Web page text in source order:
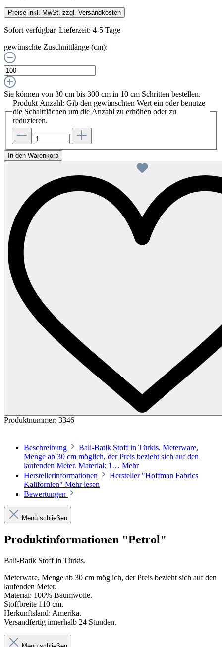
Preise inkl. MwSt. zzgl. Versandkosten
Sofort verfügbar, Lieferzeit: 4-5 Tage
gewünschte Zuschnittlänge (cm):
Sie können von 30 cm bis 300 cm in 10 cm Schritten bestellen.
Produkt Anzahl: Gib den gewünschten Wert ein oder benutze
die Schaltflächen um die Anzahl zu erhöhen oder zu
reduzieren.
In den Warenkorb
Produktnummer: 3346
Beschreibung
Bali-Batik Stoff in Türkis. Meterware,
Menge ab 30 cm möglich, der Preis bezieht sich auf den
laufenden Meter. Material: 1… Mehr
Herstellerinformationen
Hersteller "Hoffman Fabrics
Kalifornien" Mehr lesen
Bewertungen
Menü schließen
Produktinformationen "Petrol"
Bali-Batik Stoff in Türkis.
Meterware, Menge ab 30 cm möglich, der Preis bezieht sich auf den
laufenden Meter.
Material: 100% Baumwolle.
Stoffbreite 110 cm.
Herkunftsland: Amerika.
Versandfertig innerhalb 24 Stunden.